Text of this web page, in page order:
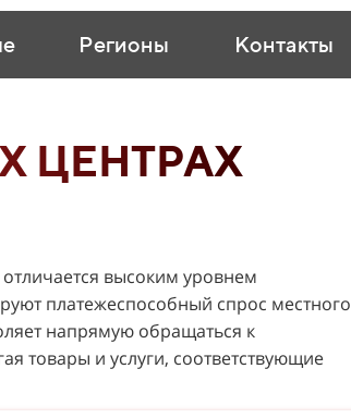
Регионы Контакты
ЦЕНТРАХ
высоким уровнем
платежеспособный спрос местного
напрямую обращаться к
товары и услуги, соответствующие